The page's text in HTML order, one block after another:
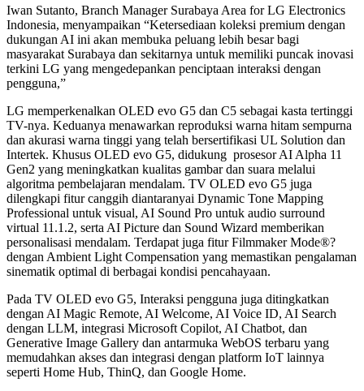
Iwan Sutanto, Branch Manager Surabaya Area for LG Electronics
Indonesia, menyampaikan “Ketersediaan koleksi premium dengan
dukungan AI ini akan membuka peluang lebih besar bagi
masyarakat Surabaya dan sekitarnya untuk memiliki puncak inovasi
terkini LG yang mengedepankan penciptaan interaksi dengan
pengguna,”
LG memperkenalkan OLED evo G5 dan C5 sebagai kasta tertinggi
TV-nya. Keduanya menawarkan reproduksi warna hitam sempurna
dan akurasi warna tinggi yang telah bersertifikasi UL Solution dan
Intertek. Khusus OLED evo G5, didukung prosesor AI Alpha 11
Gen2 yang meningkatkan kualitas gambar dan suara melalui
algoritma pembelajaran mendalam. TV OLED evo G5 juga
dilengkapi fitur canggih diantaranyai Dynamic Tone Mapping
Professional untuk visual, AI Sound Pro untuk audio surround
virtual 11.1.2, serta AI Picture dan Sound Wizard memberikan
personalisasi mendalam. Terdapat juga fitur Filmmaker Mode®?
dengan Ambient Light Compensation yang memastikan pengalaman
sinematik optimal di berbagai kondisi pencahayaan.
Pada TV OLED evo G5, Interaksi pengguna juga ditingkatkan
dengan AI Magic Remote, AI Welcome, AI Voice ID, AI Search
dengan LLM, integrasi Microsoft Copilot, AI Chatbot, dan
Generative Image Gallery dan antarmuka WebOS terbaru yang
memudahkan akses dan integrasi dengan platform IoT lainnya
seperti Home Hub, ThinQ, dan Google Home.